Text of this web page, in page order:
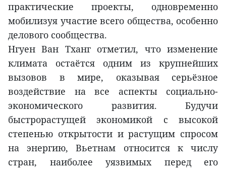
практические проекты, одновременно
мобилизуя участие всего общества, особенно
делового сообщества.
Нгуен Ван Тханг отметил, что изменение
климата остаётся одним из крупнейших
вызовов в мире, оказывая серьёзное
воздействие на все аспекты социально-
экономического развития. Будучи
быстрорастущей экономикой с высокой
степенью открытости и растущим спросом
на энергию, Вьетнам относится к числу
стран, наиболее уязвимых перед его